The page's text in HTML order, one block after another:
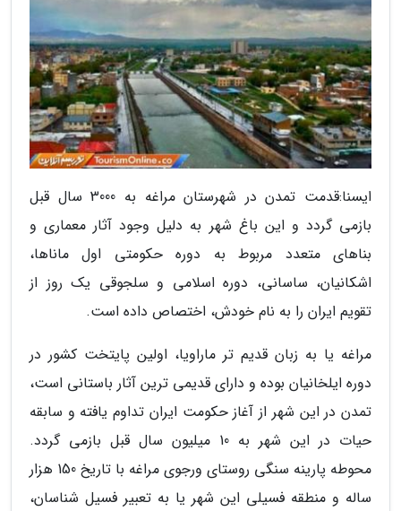
ایسنا:قدمت تمدن در شهرستان مراغه به 3000 سال قبل
بازمی گردد و این باغ شهر به دلیل وجود آثار معماری و
بناهای متعدد مربوط به دوره حکومتی اول ماناها،
اشکانیان، ساسانی، دوره اسلامی و سلجوقی یک روز از
تقویم ایران را به نام خودش، اختصاص داده است.
مراغه یا به زبان قدیم تر ماراویا، اولین پایتخت کشور در
دوره ایلخانیان بوده و دارای قدیمی ترین آثار باستانی است،
تمدن در این شهر از آغاز حکومت ایران تداوم یافته و سابقه
حیات در این شهر به 10 میلیون سال قبل بازمی گردد.
محوطه پارینه سنگی روستای ورجوی مراغه با تاریخ 150 هزار
ساله و منطقه فسیلی این شهر یا به تعبیر فسیل شناسان،